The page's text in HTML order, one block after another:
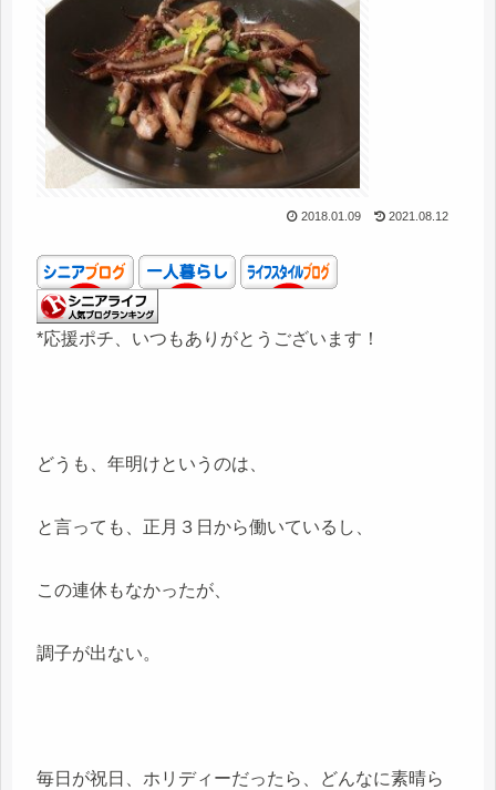
2018.01.09 2021.08.12
*応援ポチ、いつもありがとうございます！
どうも、年明けというのは、
と言っても、正月３日から働いているし、
この連休もなかったが、
調子が出ない。
毎日が祝日、ホリディーだったら、どんなに素晴ら